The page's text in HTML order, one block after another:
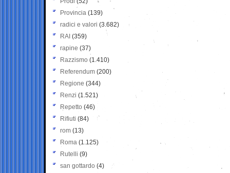
Provincia (139)
radici e valori (3.682)
RAI (359)
rapine (37)
Razzismo (1.410)
Referendum (200)
Regione (344)
Renzi (1.521)
Repetto (46)
Rifiuti (84)
rom (13)
Roma (1.125)
Rutelli (9)
san gottardo (4)